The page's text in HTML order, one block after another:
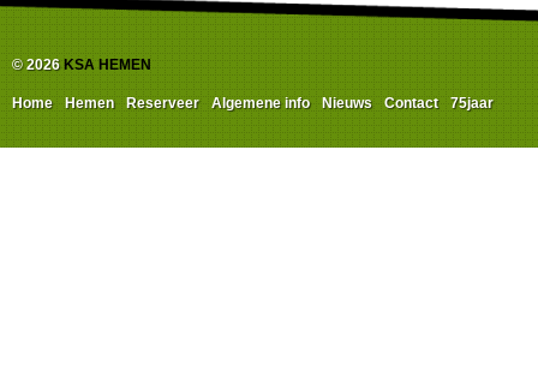
Home Hemen Reserveer Algemene info Nieuws Contact 75jaar
© 2026 KSA HEMEN